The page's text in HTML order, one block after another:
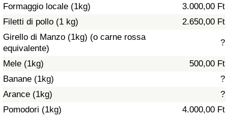
Formaggio locale (1kg)
3.000,00 Ft
Filetti di pollo (1 kg)
2.650,00 Ft
Girello di Manzo (1kg) (o carne rossa
equivalente)
?
Mele (1kg)
500,00 Ft
Banane (1kg)
?
Arance (1kg)
?
Pomodori (1kg)
4.000,00 Ft
Indice dell’Assistenza Sanitaria
Indice dell’Assistenza Sanitaria per
Nazione
Inquinamento
Indice dell’Inquinamento (Corrente)